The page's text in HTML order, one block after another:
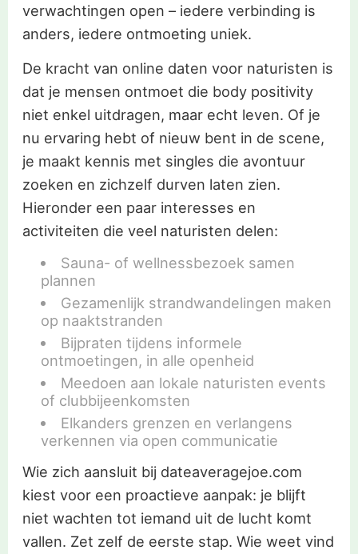
verwachtingen open – iedere verbinding is
anders, iedere ontmoeting uniek.
De kracht van online daten voor naturisten is
dat je mensen ontmoet die body positivity
niet enkel uitdragen, maar echt leven. Of je
nu ervaring hebt of nieuw bent in de scene,
je maakt kennis met singles die avontuur
zoeken en zichzelf durven laten zien.
Hieronder een paar interesses en
activiteiten die veel naturisten delen:
Sauna- of wellnessbezoek samen
plannen
Gezamenlijk strandwandelingen maken
op naaktstranden
Bijpraten tijdens informele
ontmoetingen, in alle openheid
Meedoen aan lokale naturisten events
of clubbijeenkomsten
Elkanders grenzen en verlangens
verkennen via open communicatie
Wie zich aansluit bij dateaveragejoe.com
kiest voor een proactieve aanpak: je blijft
niet wachten tot iemand uit de lucht komt
vallen. Zet zelf de eerste stap. Wie weet vind